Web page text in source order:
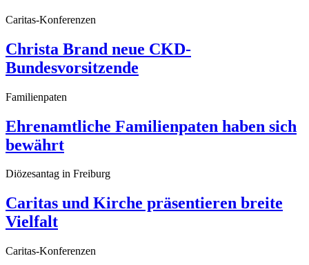
Caritas-Konferenzen
Christa Brand neue CKD-
Bundesvorsitzende
Familienpaten
Ehrenamtliche Familienpaten haben sich
bewährt
Diözesantag in Freiburg
Caritas und Kirche präsentieren breite
Vielfalt
Caritas-Konferenzen